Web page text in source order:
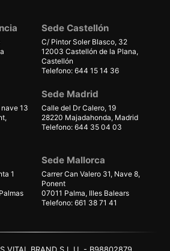
Sede Castellón
C/ Pintor Soler Blasco, 32
12003 Castellón de la Plana,
Castellón
Telefono: 644 15 14 36
13
Sede Madrid
Calle del Dr Calero, 19
28220 Majadahonda, Madrid
Telefono: 644 35 04 03
1
Sede Mallorca
Carrer Can Valero 31, Nave 8,
Ponent
07011 Palma, Illes Balears
Telefono: 661 38 71 41